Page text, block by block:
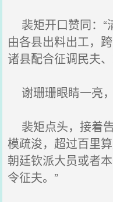
裴矩开口赞同：“
由各县出料出工，
诸县配合征调民夫
谢珊珊眼睛一亮
裴矩点头，接着
模疏浚，超过百里
朝廷钦派大员或者
令征夫。”